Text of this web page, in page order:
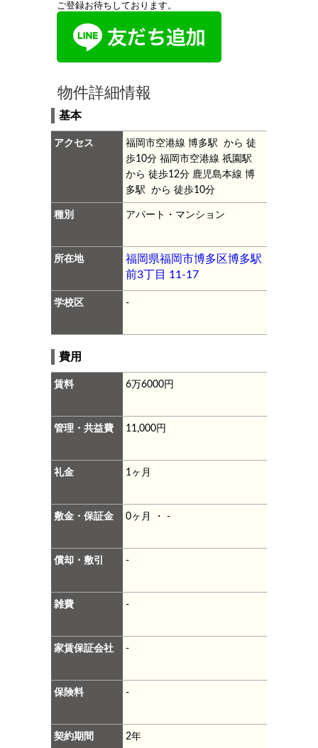
ご登録お待ちしております。
物件詳細情報
基本
アクセス
福岡市空港線 博多駅 から 徒
歩10分福岡市空港線 祇園駅
から 徒歩12分 鹿児島本線 博
多駅 から 徒歩10分
種別 アパート・マンション
所在地
福岡県福岡市博多区博多駅
前3丁目 11-17
学校区 -
費用
賃料 6万6000円
管理・共益費 11,000円
礼金 1ヶ月
敷金・保証金 0ヶ月 ・ -
償却・敷引 -
雑費 -
家賃保証会社 -
保険料 -
契約期間 2年